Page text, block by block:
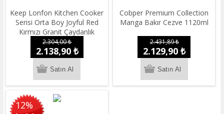
Keep Lonfon Kitchen Cooker
Serisi Orta Boy Joyful Red
Kırmızı Granit Çaydanlık
2.304,00 ₺
2.138,90 ₺
Cobper Premium Collection
Manga Bakır Cezve 1120ml
2.431,89 ₺
2.129,90 ₺
12%